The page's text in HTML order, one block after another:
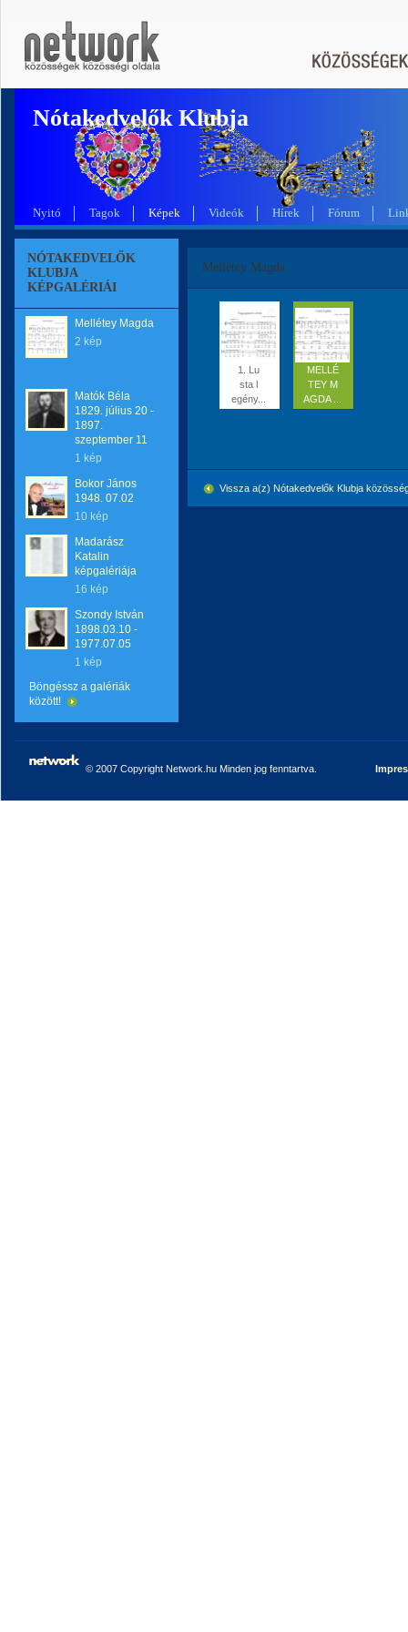
Nótakedvelők Klubja
Nyitó Tagok Képek Videók Hírek Fórum
NÓTAKEDVELŐK
KLUBJA
KÉPGALÉRIÁI
Mellétey Magda
2 kép
Matók Béla
1829. július 20 -
1897.
szeptember 11
1 kép
Bokor János
1948. 07.02
10 kép
Madarász
Katalin
képgalériája
16 kép
Szondy István
1898.03.10 -
1977.07.05
1 kép
Böngéssz a galériák
között!
Mellétey Magda
1. Lu
sta l
egény...
MELLÉ
TEY M
AGDA ...
Vissza a(z) Nótakedvelők Klubja
© 2007 Copyright Network.hu Minden jog fenntartva.